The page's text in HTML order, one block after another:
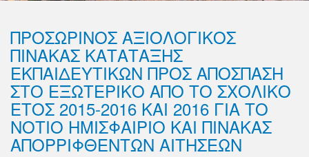
ΠΡΟΣΩΡΙΝΟΣ ΑΞΙΟΛΟΓΙΚΟΣ
ΠΙΝΑΚΑΣ ΚΑΤΑΤΑΞΗΣ
ΕΚΠΑΙΔΕΥΤΙΚΩΝ ΠΡΟΣ ΑΠΟΣΠΑΣΗ
ΣΤΟ ΕΞΩΤΕΡΙΚΟ ΑΠΟ ΤΟ ΣΧΟΛΙΚΟ
ΕΤΟΣ 2015-2016 ΚΑΙ 2016 ΓΙΑ ΤΟ
ΝΟΤΙΟ ΗΜΙΣΦΑΙΡΙΟ ΚΑΙ ΠΙΝΑΚΑΣ
ΑΠΟΡΡΙΦΘΕΝΤΩΝ ΑΙΤΗΣΕΩΝ